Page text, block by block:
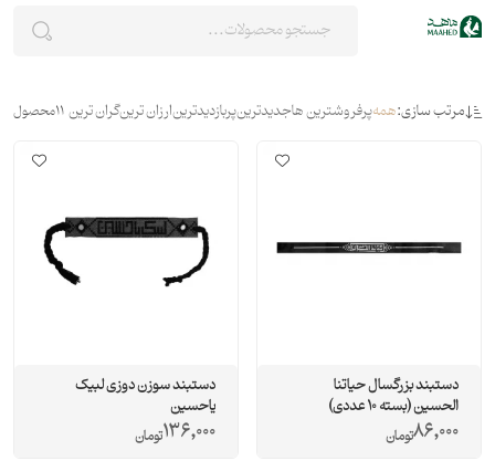
مرتب سازی:همهپرفروشترین هاجدیدترینپربازدیدترینارزان ترینگران ترین 11محصول
دستبند بزرگسال حیاتنا
الحسین (بسته 10 عددی)
86,000تومان
دستبند سوزن دوزی لبیک
یاحسین
136,000تومان